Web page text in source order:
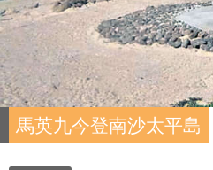
馬英九今登南沙太平島